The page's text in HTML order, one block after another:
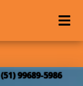
(51) 99689-5986